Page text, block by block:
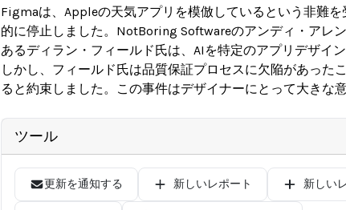
Figmaは、Appleの天気アプリを模倣しているという非難
的に停止しました。NotBoring Softwareのアンディ・アレ
あるディラン・フィールド氏は、AIを特定のアプリデザイ
しかし、フィールド氏は品質保証プロセスに欠陥があった
ると約束しました。この事件はデザイナーにとって大きな
ツール
更新を通知する 新しいレポート 新しい